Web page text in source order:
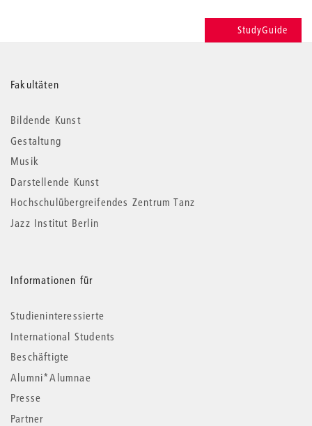
StudyGuide
Weitere
Informationen
Fakultäten
Bildende Kunst
Gestaltung
Musik
Darstellende Kunst
Hochschulübergreifendes Zentrum Tanz
Jazz Institut Berlin
Informationen für
Studieninteressierte
International Students
Beschäftigte
Alumni*Alumnae
Presse
Partner